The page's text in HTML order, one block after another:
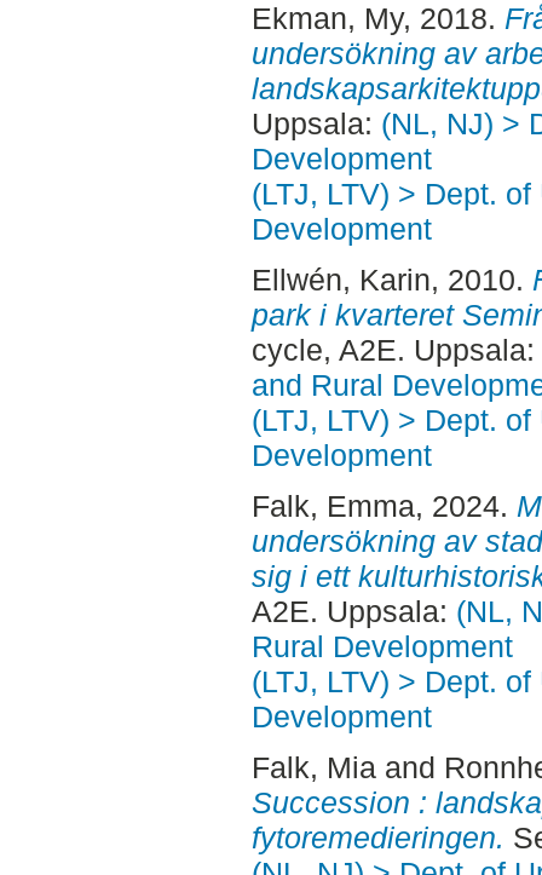
Ekman, My, 2018.
undersökning av
Uppsala: (NL, NJ) >
Development
(LTJ, LTV) > Dept.
Development
Ellwén, Karin, 2010.
park i kvarteret
cycle, A2E. Uppsala:
and Rural
(LTJ, LTV) > Dept.
Development
Falk, Emma, 2024.
undersökning av
sig i ett
A2E. Uppsala: (NL,
Rural Development
(LTJ, LTV) > Dept.
Development
Falk, Mia and
Succession :
fytoremedieringen.